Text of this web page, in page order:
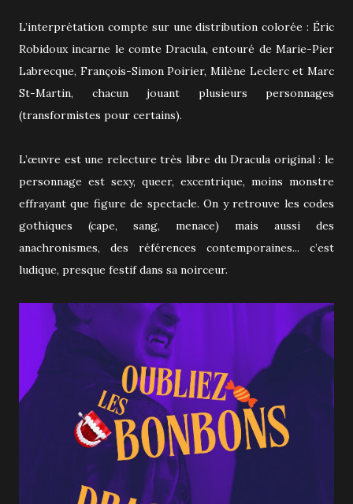
L’interprétation compte sur une distribution colorée : Éric
Robidoux incarne le comte Dracula, entouré de Marie-Pier
Labrecque, François-Simon Poirier, Milène Leclerc et Marc
St-Martin, chacun jouant plusieurs personnages
(transformistes pour certains).
L’œuvre est une relecture très libre du Dracula original : le
personnage est sexy, queer, excentrique, moins monstre
effrayant que figure de spectacle. On y retrouve les codes
gothiques (cape, sang, menace) mais aussi des
anachronismes, des références contemporaines... c’est
ludique, presque festif dans sa noirceur.